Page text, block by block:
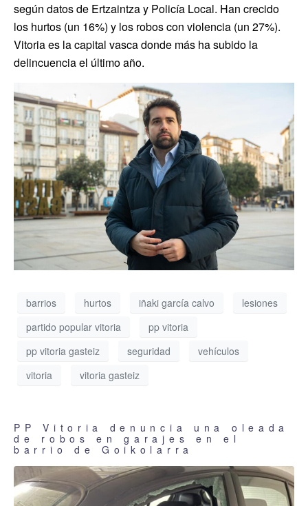
según datos de Ertzaintza y Policía Local. Han crecido
los hurtos (un 16%) y los robos con violencia (un 27%).
Vitoria es la capital vasca donde más ha subido la
delincuencia el último año.
barrios hurtos iñaki garcía calvo
lesiones
partido popular vitoria
pp vitoria
pp vitoria gasteiz
seguridad
vehículos
vitoria
vitoria gasteiz
PP Vitoria denuncia una oleada
de robos en garajes en el
barrio de Goikolarra